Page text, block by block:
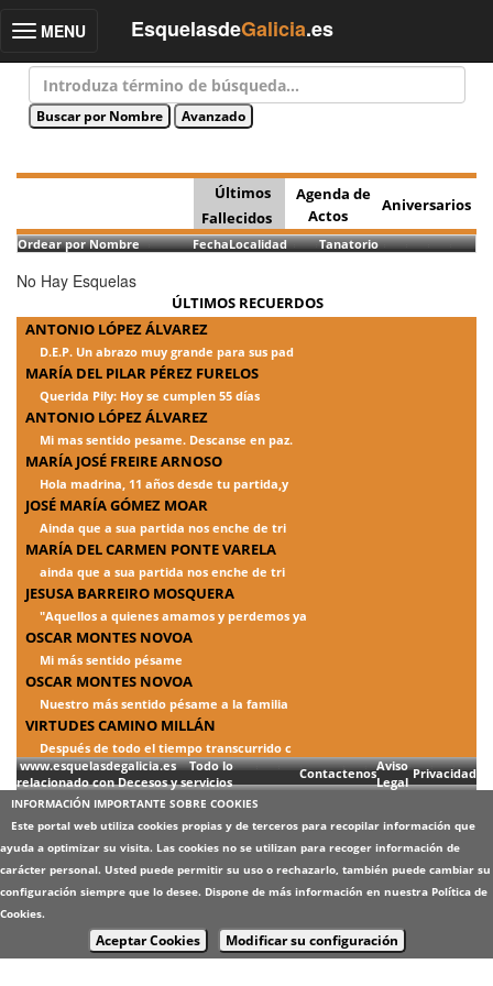
Toggle
MENU EsquelasdeGalicia.es
Últimos
Fallecidos
Agenda de
Actos
Aniversarios
Ordear por Nombre FechaLocalidad Tanatorio
No Hay Esquelas
ÚLTIMOS RECUERDOS
ANTONIO LÓPEZ ÁLVAREZ
D.E.P. Un abrazo muy grande para sus pad
MARÍA DEL PILAR PÉREZ FURELOS
Querida Pily: Hoy se cumplen 55 días
ANTONIO LÓPEZ ÁLVAREZ
Mi mas sentido pesame. Descanse en paz.
MARÍA JOSÉ FREIRE ARNOSO
Hola madrina, 11 años desde tu partida,y
JOSÉ MARÍA GÓMEZ MOAR
Ainda que a sua partida nos enche de tri
MARÍA DEL CARMEN PONTE VARELA
ainda que a sua partida nos enche de tri
JESUSA BARREIRO MOSQUERA
"Aquellos a quienes amamos y perdemos ya
OSCAR MONTES NOVOA
Mi más sentido pésame
OSCAR MONTES NOVOA
Nuestro más sentido pésame a la familia
VIRTUDES CAMINO MILLÁN
Después de todo el tiempo transcurrido c
www.esquelasdegalicia.es Todo lo
relacionado con Decesos y servicios
ContactenosAviso
Legal
Privacidad
INFORMACIÓN IMPORTANTE SOBRE COOKIES
Este portal web utiliza cookies propias y de terceros para recopilar información que
ayuda a optimizar su visita. Las cookies no se utilizan para recoger información de
carácter personal. Usted puede permitir su uso o rechazarlo, también puede cambiar su
configuración siempre que lo desee. Dispone de más información en nuestra Política de
Cookies.